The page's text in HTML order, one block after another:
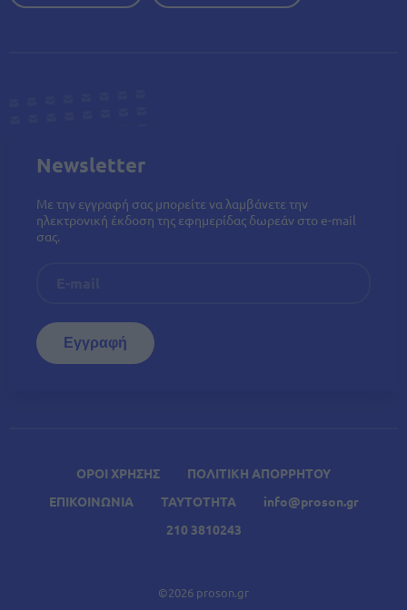
ΟΡΟΙ ΧΡΗΣΗΣ
ΠΟΛΙΤΙΚΗ ΑΠΟΡΡΗΤΟΥ
ΕΠΙΚΟΙΝΩΝΙΑ
ΤΑΥΤΟΤΗΤΑ
info@proson.gr
210 3810243
©2026 proson.gr
Newsletter
Με την εγγραφή σας μπορείτε να λαμβάνετε την
ηλεκτρονική έκδοση της εφημερίδας δωρεάν στο e-mail
σας.